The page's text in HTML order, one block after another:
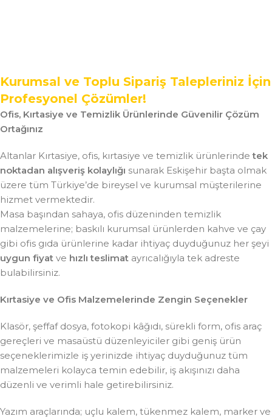
Kurumsal ve Toplu Sipariş Talepleriniz İçin
Profesyonel Çözümler!
Ofis, Kırtasiye ve Temizlik Ürünlerinde Güvenilir Çözüm
Ortağınız
Altanlar Kırtasiye, ofis, kırtasiye ve temizlik ürünlerindetek
noktadan alışveriş kolaylığı sunarak Eskişehir başta olmak
üzere tüm Türkiye’de bireysel ve kurumsal müşterilerine
hizmet vermektedir.
Masa başından sahaya, ofis düzeninden temizlik
malzemelerine; baskılı kurumsal ürünlerden kahve ve çay
gibi ofis gıda ürünlerine kadar ihtiyaç duyduğunuz her şeyi
uygun fiyat ve hızlı teslimat ayrıcalığıyla tek adreste
bulabilirsiniz.
Kırtasiye ve Ofis Malzemelerinde Zengin Seçenekler
Klasör, şeffaf dosya, fotokopi kâğıdı, sürekli form, ofis araç
gereçleri ve masaüstü düzenleyiciler gibi geniş ürün
seçeneklerimizle iş yerinizde ihtiyaç duyduğunuz tüm
malzemeleri kolayca temin edebilir, iş akışınızı daha
düzenli ve verimli hale getirebilirsiniz.
Yazım araçlarında; uçlu kalem, tükenmez kalem, marker ve